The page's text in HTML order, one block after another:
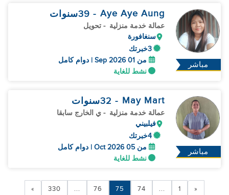
مباشر
Aye Aye Aung
- 39 سنوات
عمالة خدمة منزلية - تحويل
سنغافورة
3خبرتك
من 01 Sep 2026 | دوام كامل
نشط للغاية
مباشر
May Mart
- 32 سنوات
عمالة خدمة منزلية - ي الخارج سابقا
فيلبيني
4خبرتك
من 05 Oct 2026 | دوام كامل
نشط للغاية
«
1
...
74
75
76
...
330
»